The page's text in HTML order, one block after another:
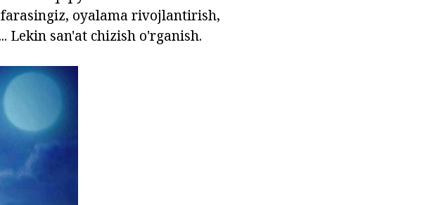
oyalama rivojlantirish,
Lekin san'at chizish o'rganish.